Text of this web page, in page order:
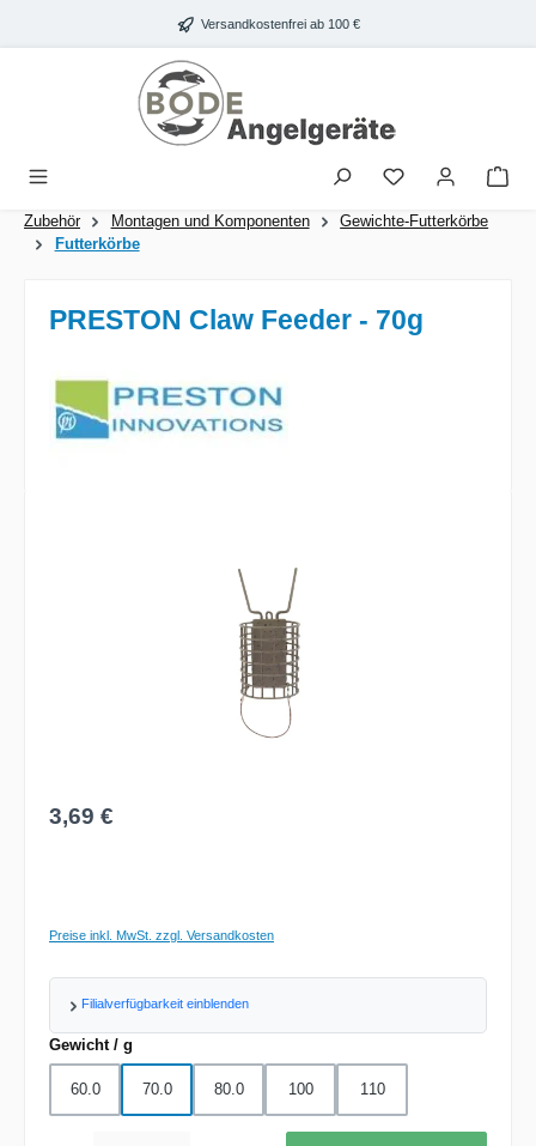
Zum Hauptinhalt springen Versandkostenfrei ab 100 €
Zubehör Montagen und Komponenten
Gewichte-Futterkörbe
Futterkörbe
PRESTON Claw Feeder - 70g
Regulärer Preis:
3,69 €
Preise inkl. MwSt. zzgl. Versandkosten
Filialverfügbarkeit einblenden
Gewicht / g
60.0 70.0 80.0 100 110